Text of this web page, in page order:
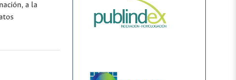
a la